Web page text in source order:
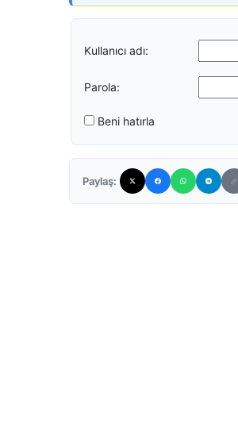
Kullanıcı adı:
Parola:
Beni hatırla
Paylaş: